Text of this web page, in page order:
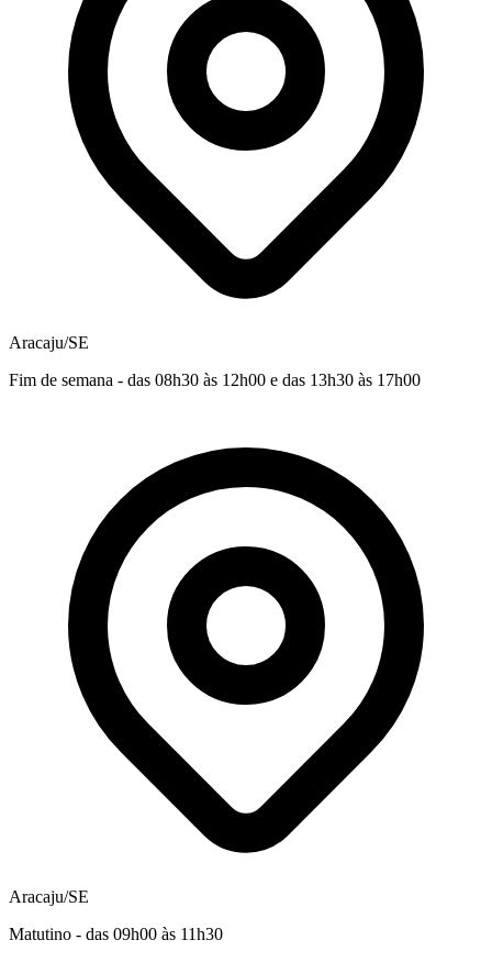
Aracaju/SE
Fim de semana - das 08h30 às 12h00 e das 13h30 às 17h00
Aracaju/SE
Matutino - das 09h00 às 11h30